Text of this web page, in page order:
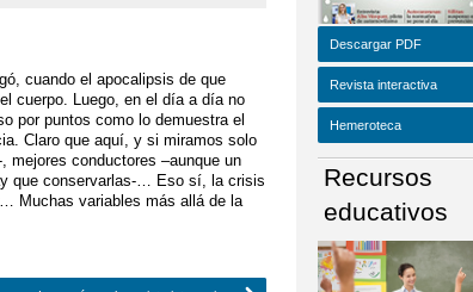
cuando el apocalipsis de que
cuerpo. Luego, en el día a día no
por puntos como lo demuestra el
Claro que aquí, y si miramos solo
mejores conductores –aunque un
que conservarlas-… Eso sí, la crisis
Muchas variables más allá de la
Descargar PDF
Revista interactiva
Hemeroteca
Recursos
educativos